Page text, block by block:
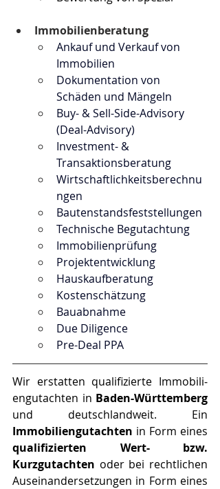
Immobilienberatung
Ankauf und Verkauf von
Immobilien
Dokumentation von
Schäden und Mängeln
​Buy- & Sell-Side-Advisory
(Deal-Advisory)
Investment- &
Transaktionsberatung
Wirtschaftlichkeitsberechnu
ngen
Bautenstandsfeststellungen
Technische Begutachtung
Immobilienprüfung
Projektentwicklung
Hauskaufberatung
Kostenschätzung
Bauabnahme
Due Diligence
Pre-Deal PPA
Wir erstatten qualifizierte Im­mo­bi­li­
en­gut­ach­ten in Baden-Württemberg
Immobiliengutachten
qualifizierten Wert- bzw.
Kurzgutachten oder bei rechtlichen